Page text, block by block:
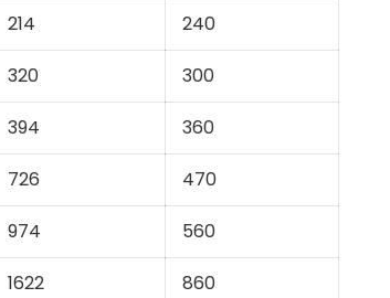
214 240
320 300
394 360
726 470
974 560
1622 860